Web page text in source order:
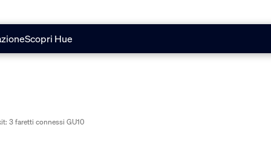
Scopri Hue
3 faretti connessi GU10